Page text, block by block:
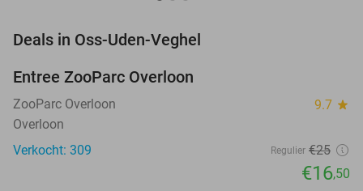
Deals in Oss-Uden-Veghel
TODAY
Entree ZooParc Overloon
ZooParc Overloon 9.7 star
Overloon
Verkocht: 309
Regulier €25
€16,50